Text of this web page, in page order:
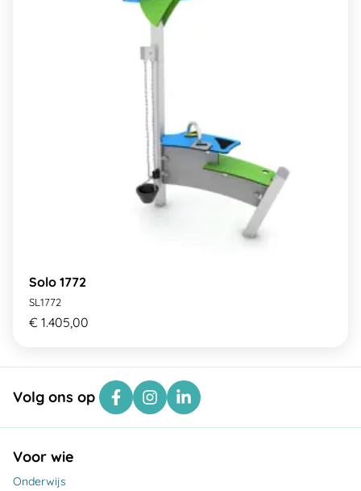
Solo 1772
SL1772
€ 1.405,00
Volg ons op
Voor wie
Onderwijs